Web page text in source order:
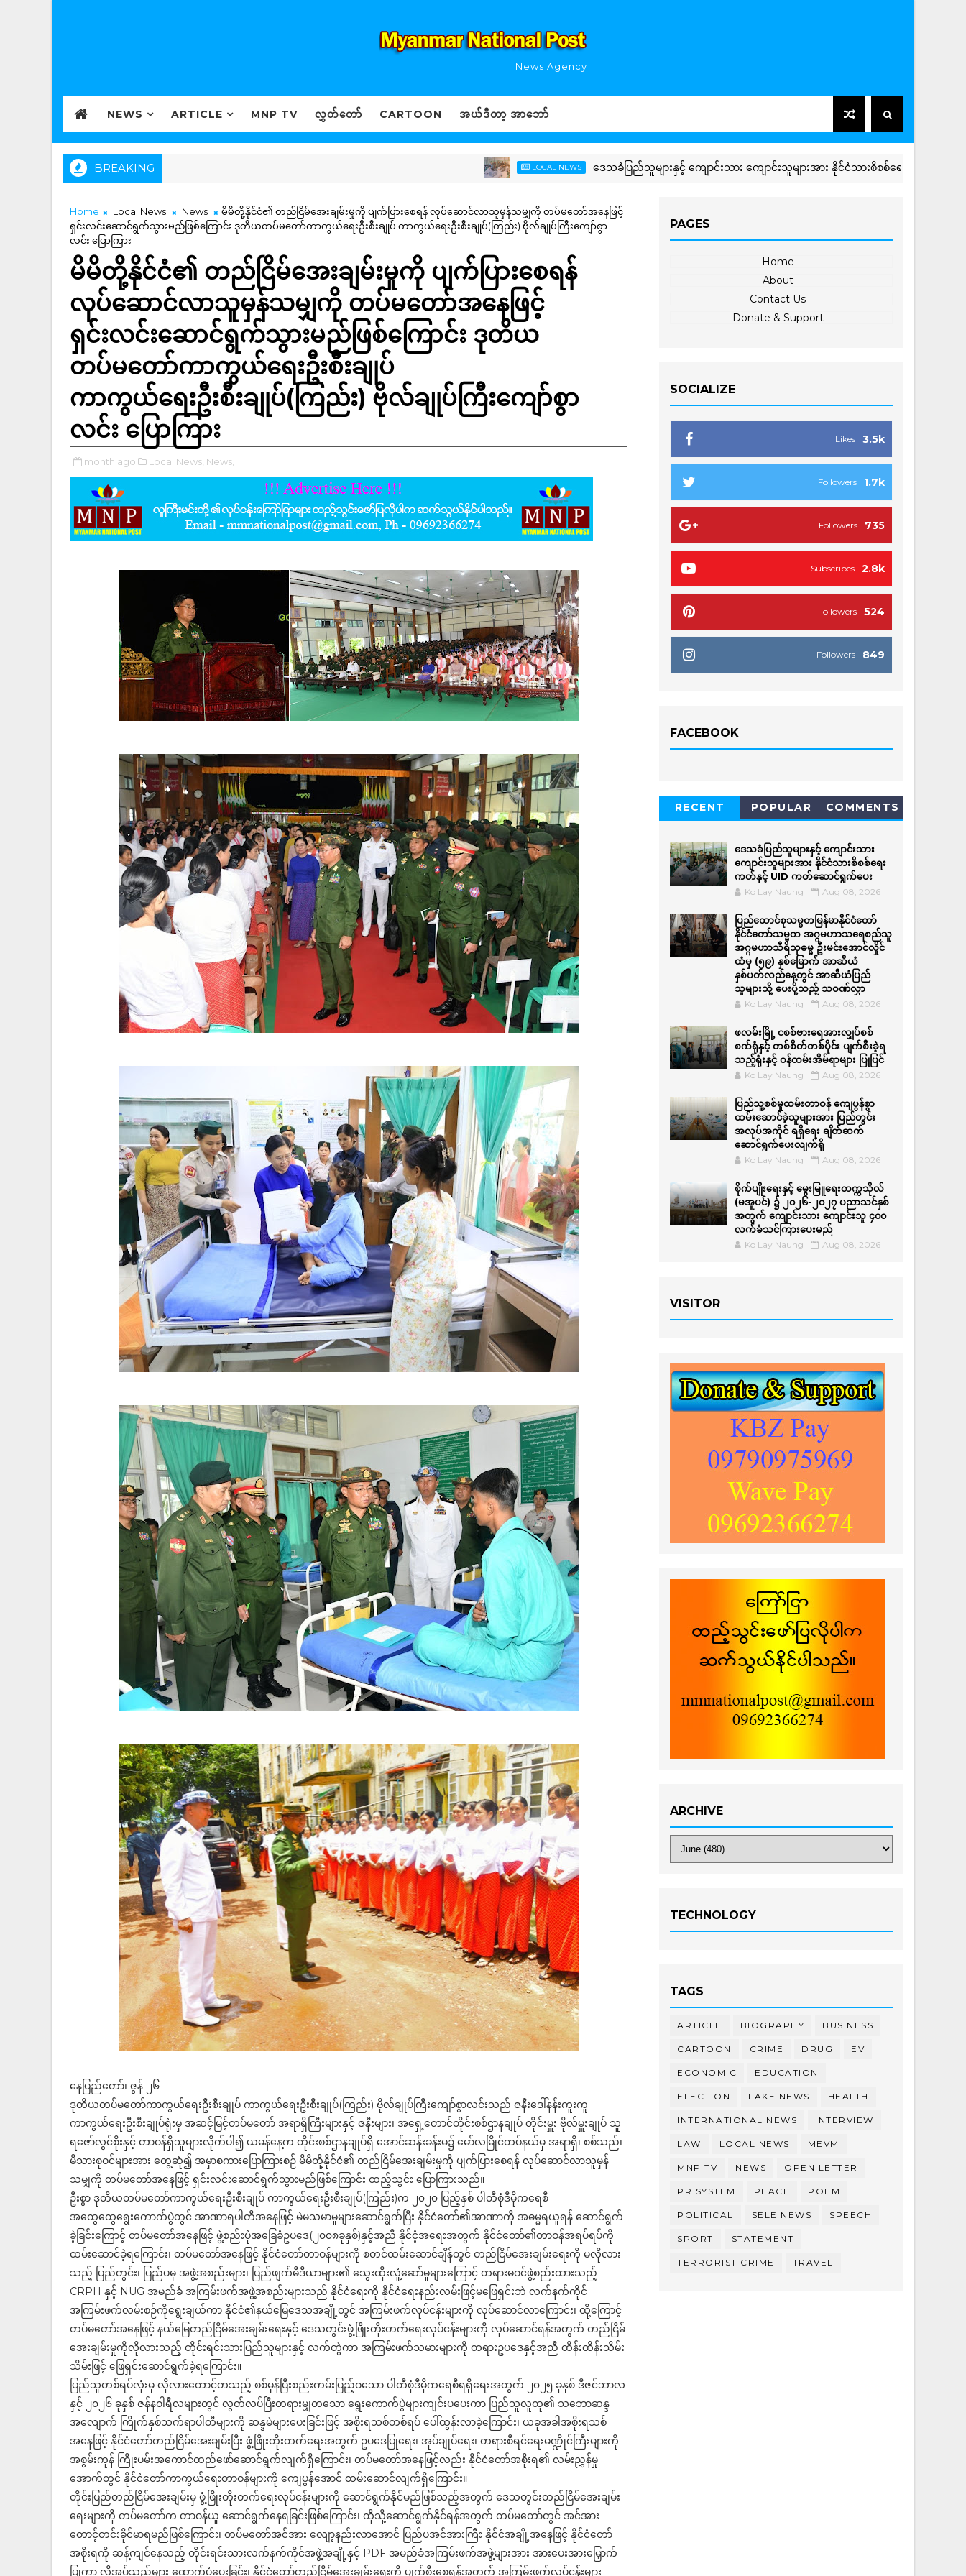
News Agency
NEWS ARTICLE MNP TV လွှတ်တော် CARTOON အယ်ဒီတာ့ အာဘော်
BREAKING LOCAL NEWS ဒေသခံပြည်သူများနှင့် ကျောင်းသား ကျောင်းသူများအား နိုင်ငံသားစိစစ်ရေးကတ်နှင့် UID ကတ်ဆော
Home Local News News
မိမိတို့နိုင်ငံ၏ တည်ငြိမ်အေးချမ်းမှုကို ပျက်ပြားစေရန် လုပ်ဆောင်လာသူမှန်သမျှကို တပ်မတော်အနေဖြင့်
ရှင်းလင်းဆောင်ရွက်သွားမည်ဖြစ်ကြောင်း ဒုတိယတပ်မတော်ကာကွယ်ရေးဦးစီးချုပ် ကာကွယ်ရေးဦးစီးချုပ်(ကြည်း) ဗိုလ်ချုပ်ကြီးကျော်စွာ
လင်း ပြောကြား
မိမိတို့နိုင်ငံ၏ တည်ငြိမ်အေးချမ်းမှုကို ပျက်ပြားစေရန်
လုပ်ဆောင်လာသူမှန်သမျှကို တပ်မတော်အနေဖြင့်
ရှင်းလင်းဆောင်ရွက်သွားမည်ဖြစ်ကြောင်း ဒုတိယ
တပ်မတော်ကာကွယ်ရေးဦးစီးချုပ်
ကာကွယ်ရေးဦးစီးချုပ်(ကြည်း) ဗိုလ်ချုပ်ကြီးကျော်စွာ
လင်း ပြောကြား
month ago Local News, News,
နေပြည်တော်၊ ဇွန် ၂၆
ဒုတိယတပ်မတော်ကာကွယ်ရေးဦးစီးချုပ် ကာကွယ်ရေးဦးစီးချုပ်(ကြည်း) ဗိုလ်ချုပ်ကြီးကျော်စွာလင်းသည် ဇနီးဒေါ်နန်းကူးကူ
ကာကွယ်ရေးဦးစီးချုပ်ရုံးမှ အဆင့်မြင့်တပ်မတော် အရာရှိကြီးများနှင့် ဇနီးများ၊ အရှေ့တောင်တိုင်းစစ်ဌာနချုပ် တိုင်းမှူး ဗိုလ်မှူးချုပ် သူ
ရဇော်လွင်စိုးနှင့် တာဝန်ရှိသူများလိုက်ပါ၍ ယမန်နေ့က တိုင်းစစ်ဌာနချုပ်ရှိ အောင်ဆန်းခန်းမ၌ မော်လမြိုင်တပ်နယ်မှ အရာရှိ၊ စစ်သည်၊
မိသားစုဝင်များအား တွေ့ဆုံ၍ အမှာစကားပြောကြားစဉ် မိမိတို့နိုင်ငံ၏ တည်ငြိမ်အေးချမ်းမှုကို ပျက်ပြားစေရန် လုပ်ဆောင်လာသူမှန်
သမျှကို တပ်မတော်အနေဖြင့် ရှင်းလင်းဆောင်ရွက်သွားမည်ဖြစ်ကြောင်း ထည့်သွင်း ပြောကြားသည်။
ဦးစွာ ဒုတိယတပ်မတော်ကာကွယ်ရေးဦးစီးချုပ် ကာကွယ်ရေးဦးစီးချုပ်(ကြည်း)က ၂၀၂၀ ပြည့်နှစ် ပါတီစုံဒီမိုကရေစီ
အထွေထွေရွေးကောက်ပွဲတွင် အာဏာရပါတီအနေဖြင့် မဲမသမာမှုများဆောင်ရွက်ပြီး နိုင်ငံတော်၏အာဏာကို အဓမ္မရယူရန် ဆောင်ရွက်
ခဲ့ခြင်းကြောင့် တပ်မတော်အနေဖြင့် ဖွဲ့စည်းပုံအခြေခံဥပဒေ(၂၀၀၈ခုနှစ်)နှင့်အညီ နိုင်ငံ့အရေးအတွက် နိုင်ငံတော်၏တာဝန်အရပ်ရပ်ကို
ထမ်းဆောင်ခဲ့ရကြောင်း၊ တပ်မတော်အနေဖြင့် နိုင်ငံတော်တာဝန်များကို စတင်ထမ်းဆောင်ချိန်တွင် တည်ငြိမ်အေးချမ်းရေးကို မလိုလား
သည့် ပြည်တွင်း၊ ပြည်ပမှ အဖွဲ့အစည်းများ၊ ပြည်ဖျက်မီဒီယာများ၏ သွေးထိုးလှုံ့ဆော်မှုများကြောင့် တရားမဝင်ဖွဲ့စည်းထားသည့်
CRPH နှင့် NUG အမည်ခံ အကြမ်းဖက်အဖွဲ့အစည်းများသည် နိုင်ငံရေးကို နိုင်ငံရေးနည်းလမ်းဖြင့်မဖြေရှင်းဘဲ လက်နက်ကိုင်
အကြမ်းဖက်လမ်းစဉ်ကိုရွေးချယ်ကာ နိုင်ငံ၏နယ်မြေဒေသအချို့တွင် အကြမ်းဖက်လုပ်ငန်းများကို လုပ်ဆောင်လာကြောင်း၊ ထို့ကြောင့်
တပ်မတော်အနေဖြင့် နယ်မြေတည်ငြိမ်အေးချမ်းရေးနှင့် ဒေသတွင်းဖွံ့ဖြိုးတိုးတက်ရေးလုပ်ငန်းများကို လုပ်ဆောင်ရန်အတွက် တည်ငြိမ်
အေးချမ်းမှုကိုလိုလားသည့် တိုင်းရင်းသားပြည်သူများနှင့် လက်တွဲကာ အကြမ်းဖက်သမားများကို တရားဥပဒေနှင့်အညီ ထိန်းထိန်းသိမ်း
သိမ်းဖြင့် ဖြေရှင်းဆောင်ရွက်ခဲ့ရကြောင်း။
ပြည်သူတစ်ရပ်လုံးမှ လိုလားတောင့်တသည့် စစ်မှန်ပြီးစည်းကမ်းပြည့်ဝသော ပါတီစုံဒီမိုကရေစီရရှိရေးအတွက် ၂၀၂၅ ခုနှစ် ဒီဇင်ဘာလ
နှင့် ၂၀၂၆ ခုနှစ် ဇန်နဝါရီလများတွင် လွတ်လပ်ပြီးတရားမျှတသော ရွေးကောက်ပွဲများကျင်းပပေးကာ ပြည်သူလူထု၏ သဘောဆန္ဒ
အလျောက် ကြိုက်နှစ်သက်ရာပါတီများကို ဆန္ဒမဲများပေးခြင်းဖြင့် အစိုးရသစ်တစ်ရပ် ပေါ်ထွန်းလာခဲ့ကြောင်း၊ ယခုအခါအစိုးရသစ်
အနေဖြင့် နိုင်ငံတော်တည်ငြိမ်အေးချမ်းပြီး ဖွံ့ဖြိုးတိုးတက်ရေးအတွက် ဥပဒေပြုရေး၊ အုပ်ချုပ်ရေး၊ တရားစီရင်ရေးမဏ္ဍိုင်ကြီးများကို
အစွမ်းကုန် ကြိုးပမ်းအကောင်ထည်ဖော်ဆောင်ရွက်လျက်ရှိကြောင်း၊ တပ်မတော်အနေဖြင့်လည်း နိုင်ငံတော်အစိုးရ၏ လမ်းညွှန်မှု
အောက်တွင် နိုင်ငံတော်ကာကွယ်ရေးတာဝန်များကို ကျေပွန်အောင် ထမ်းဆောင်လျက်ရှိကြောင်း။
တိုင်းပြည်တည်ငြိမ်အေးချမ်းမှ ဖွံ့ဖြိုးတိုးတက်ရေးလုပ်ငန်းများကို ဆောင်ရွက်နိုင်မည်ဖြစ်သည့်အတွက် ဒေသတွင်းတည်ငြိမ်အေးချမ်း
ရေးများကို တပ်မတော်က တာဝန်ယူ ဆောင်ရွက်နေရခြင်းဖြစ်ကြောင်း၊ ထိုသို့ဆောင်ရွက်နိုင်ရန်အတွက် တပ်မတော်တွင် အင်အား
တောင့်တင်းခိုင်မာရမည်ဖြစ်ကြောင်း၊ တပ်မတော်အင်အား လျော့နည်းလာအောင် ပြည်ပအင်အားကြီး နိုင်ငံအချို့အနေဖြင့် နိုင်ငံတော်
အစိုးရကို ဆန့်ကျင်နေသည့် တိုင်းရင်းသားလက်နက်ကိုင်အဖွဲ့အချို့နှင့် PDF အမည်ခံအကြမ်းဖက်အဖွဲ့များအား အားပေးအားမြှောက်
ပြုကာ လိုအပ်သည်များ ထောက်ပံ့ပေးခြင်း၊ နိုင်ငံတော်တည်ငြိမ်အေးချမ်းရေးကို ပျက်စီးစေရန်အတွက် အကြမ်းဖက်လုပ်ငန်းများ
PAGES
Home
About
Contact Us
Donate & Support
SOCIALIZE
3.5k
Likes
1.7k
Followers
735
Followers
2.8k
Subscribes
524
Followers
849
Followers
FACEBOOK
RECENT POPULAR COMMENTS
ဒေသခံပြည်သူများနှင့် ကျောင်းသား
ကျောင်းသူများအား နိုင်ငံသားစိစစ်ရေး
ကတ်နှင့် UID ကတ်ဆောင်ရွက်ပေး
Ko Lay Naung Aug 08, 2026
ပြည်ထောင်စုသမ္မတမြန်မာနိုင်ငံတော်
နိုင်ငံတော်သမ္မတ အဂ္ဂမဟာသရေစည်သူ
အဂ္ဂမဟာသီရိသုဓမ္မ ဦးမင်းအောင်လှိုင်
ထံမှ (၅၉) နှစ်မြောက် အာဆီယံ
နှစ်ပတ်လည်နေ့တွင် အာဆီယံပြည်
သူများသို့ ပေးပို့သည့် သဝဏ်လွှာ
Ko Lay Naung Aug 08, 2026
ဖလမ်းမြို့ ငစစ်ဗားရေအားလျှပ်စစ်
စက်ရုံနှင့် တစ်စိတ်တစ်ပိုင်း ပျက်စီးခဲ့ရ
သည့်ရုံးနှင့် ဝန်ထမ်းအိမ်ရာများ ပြုပြင်
Ko Lay Naung Aug 08, 2026
ပြည်သူ့စစ်မှုထမ်းတာဝန် ကျေပွန်စွာ
ထမ်းဆောင်ခဲ့သူများအား ပြည်တွင်း
အလုပ်အကိုင် ရရှိရေး ချိတ်ဆက်
ဆောင်ရွက်ပေးလျက်ရှိ
Ko Lay Naung Aug 08, 2026
စိုက်ပျိုးရေးနှင့် မွေးမြူရေးတက္ကသိုလ်
(မအူပင်) ၌ ၂၀၂၆-၂၀၂၇ ပညာသင်နှစ်
အတွက် ကျောင်းသား ကျောင်းသူ ၄၀၀
လက်ခံသင်ကြားပေးမည်
Ko Lay Naung Aug 08, 2026
VISITOR
ARCHIVE
TECHNOLOGY
TAGS
ARTICLE BIOGRAPHY BUSINESS
CARTOON CRIME DRUG EV
ECONOMIC EDUCATION
ELECTION FAKE NEWS HEALTH
INTERNATIONAL NEWS INTERVIEW
LAW LOCAL NEWS MEVM
MNP TV NEWS OPEN LETTER
PR SYSTEM PEACE POEM
POLITICAL SELE NEWS SPEECH
SPORT STATEMENT
TERRORIST CRIME TRAVEL